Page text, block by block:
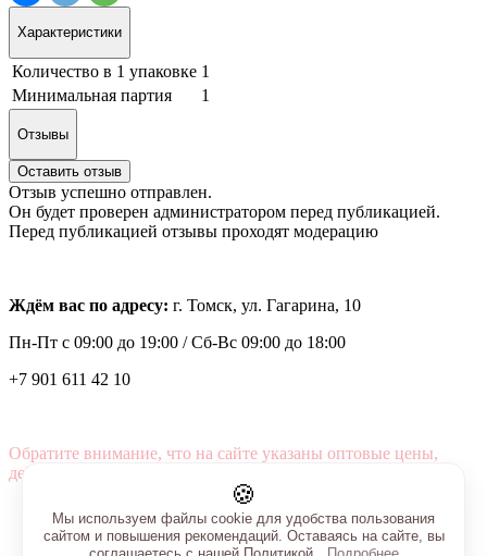
Характеристики
Количество в 1 упаковке 1
Минимальная партия
1
Отзывы
Оставить отзыв
Отзыв успешно отправлен.
Он будет проверен администратором перед публикацией.
Перед публикацией отзывы проходят модерацию
Ждём вас по адресу: г. Томск, ул. Гагарина, 10
Пн-Пт с 09:00 до 19:00 /Сб-Вс 09:00 до 18:00
+7 901 611 42 10
Обратите внимание, что на сайте указаны оптовые цены,
действующие при первом заказе от 3000 рублей.
🍪
Мы используем файлы cookie для удобства пользования
сайтом и повышения рекомендаций. Оставаясь на сайте, вы